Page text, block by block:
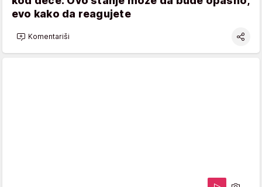
evo kako da reagujete
Komentariši